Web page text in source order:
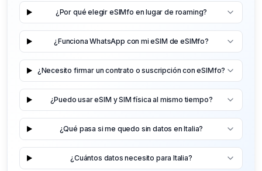
¿Por qué elegir eSIMfo en lugar de roaming?
¿Funciona WhatsApp con mi eSIM de eSIMfo?
¿Necesito firmar un contrato o suscripción con eSIMfo?
¿Puedo usar eSIM y SIM física al mismo tiempo?
¿Qué pasa si me quedo sin datos en Italia?
¿Cuántos datos necesito para Italia?